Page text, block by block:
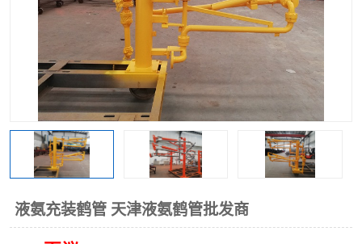
液氨充装鹤管 天津液氨鹤管批发商